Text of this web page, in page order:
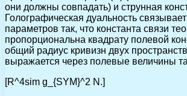
они должны совпадать) и струнная
Голографическая дуальность
параметров так, что константа связи
пропорциональна квадрату полевой
общий радиус кривизн двух
выражается через полевые величины
[R^4sim g_{SYM}^2 N.]